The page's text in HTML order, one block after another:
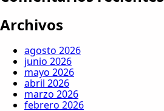
Archivos
agosto 2026
junio 2026
mayo 2026
abril 2026
marzo 2026
febrero 2026